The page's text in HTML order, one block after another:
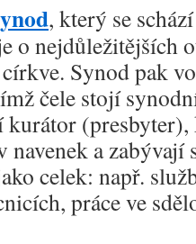
, který se
o nejdůležitějších
Synod pak
čele stojí
kurátor
navenek a zabývají
celek: např.
práce ve